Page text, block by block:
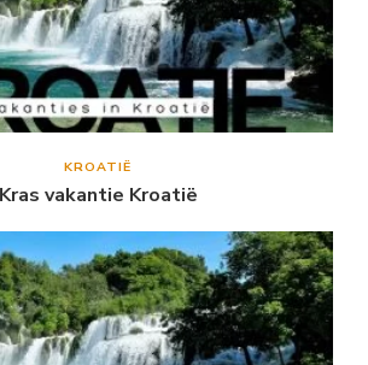
KROATIË
Kras vakantie Kroatië